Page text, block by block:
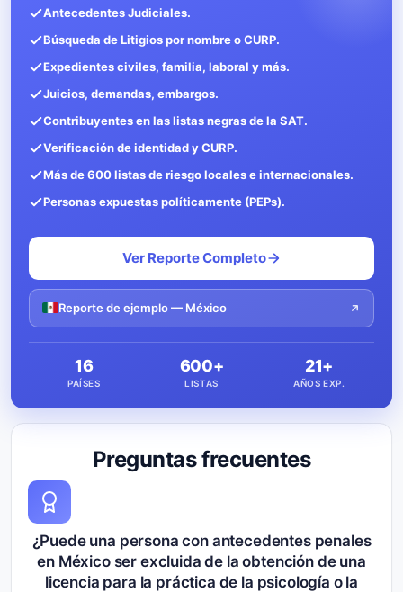
Preguntas frecuentes
¿Puede una persona con antecedentes penales
en México ser excluida de la obtención de una
licencia para la práctica de la psicología o la
Antecedentes Judiciales.
Búsqueda de Litigios por nombre o CURP.
Expedientes civiles, familia, laboral y más.
Juicios, demandas, embargos.
Contribuyentes en las listas negras de la SAT.
Verificación de identidad y CURP.
Más de 600 listas de riesgo locales e internacionales.
Personas expuestas políticamente (PEPs).
Ver Reporte Completo
Reporte de ejemplo — México
16
PAÍSES
600+
LISTAS
21+
AÑOS EXP.